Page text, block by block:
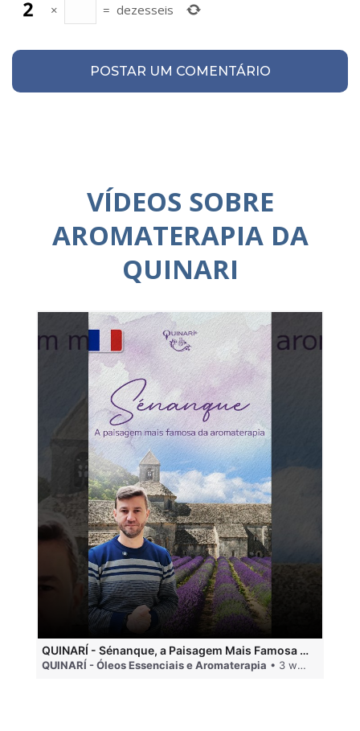
× = dezesseis
VÍDEOS SOBRE
AROMATERAPIA DA
QUINARI
QUINARÍ - Sénanque, a Paisagem Mais Famosa da Aromaterapia
QUINARÍ - Óleos Essenciais e Aromaterapia • 3 weeks ago